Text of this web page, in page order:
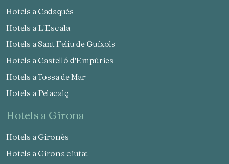
Hotels a Cadaqués
Hotels a L'Escala
Hotels a Sant Feliu de Guíxols
Hotels a Castelló d'Empúries
Hotels a Tossa de Mar
Hotels a Pelacalç
hotels a Girona
Hotels a Gironès
Hotels a Girona ciutat